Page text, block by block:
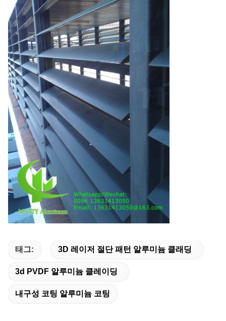
태그: 3D 레이저 절단 패턴 알루미늄 클래딩
3d PVDF 알루미늄 클레이딩
내구성 코팅 알루미늄 코팅